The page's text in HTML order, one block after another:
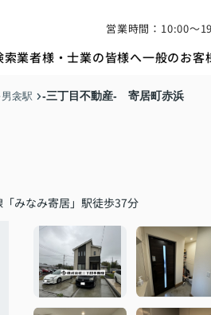
営業時間：10:00〜
索業者様・士業の皆様へ一般のお客
男衾駅 ‐三丁目不動産- 寄居町赤浜
「みなみ寄居」駅徒歩37分